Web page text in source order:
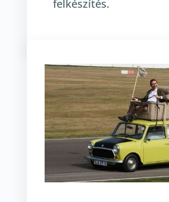
felkészítés.